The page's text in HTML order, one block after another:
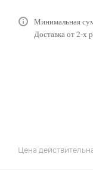
Минимальная
Доставка от 2-х
Цена